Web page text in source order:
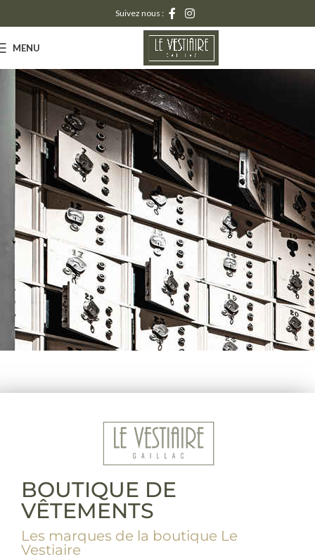
Suivez nous :
MENU
BOUTIQUE DE
VÊTEMENTS
Les marques de la boutique Le
Vestiaire